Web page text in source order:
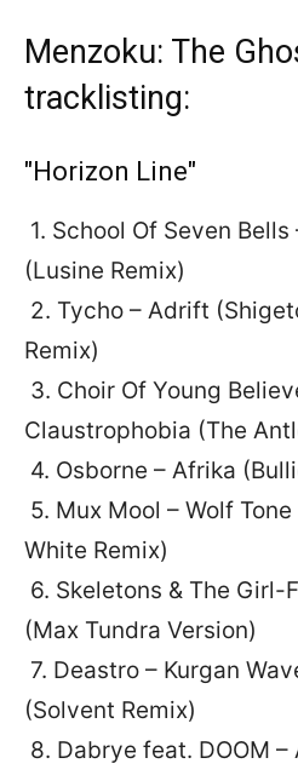
Menzoku: The
tracklisting:
"Horizon Line"
1. School Of Seven
(Lusine Remix)
2. Tycho – Adrift
Remix)
3. Choir Of Young
Claustrophobia (The
4. Osborne – Afrika
5. Mux Mool – Wolf
White Remix)
6. Skeletons & The Girl-
(Max Tundra Version)
7. Deastro – Kurgan
(Solvent Remix)
8. Dabrye feat. DOOM